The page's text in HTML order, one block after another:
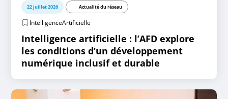
22 juillet 2026 Actualité du réseau
IntelligenceArtificielle
Intelligence artificielle : l’AFD explore
les conditions d’un développement
numérique inclusif et durable